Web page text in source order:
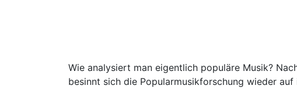
Wie analysiert man eigentlich populäre Musik?
besinnt sich die Popularmusikforschung wieder